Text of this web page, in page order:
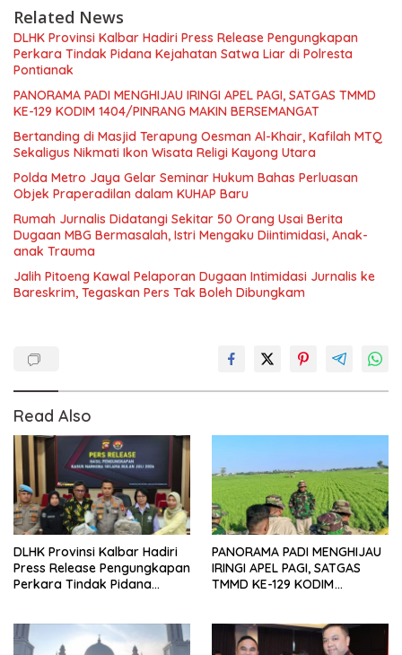
Related News
DLHK Provinsi Kalbar Hadiri Press Release Pengungkapan
Perkara Tindak Pidana Kejahatan Satwa Liar di Polresta
Pontianak
PANORAMA PADI MENGHIJAU IRINGI APEL PAGI, SATGAS TMMD
KE-129 KODIM 1404/PINRANG MAKIN BERSEMANGAT
Bertanding di Masjid Terapung Oesman Al-Khair, Kafilah MTQ
Sekaligus Nikmati Ikon Wisata Religi Kayong Utara
Polda Metro Jaya Gelar Seminar Hukum Bahas Perluasan
Objek Praperadilan dalam KUHAP Baru
Rumah Jurnalis Didatangi Sekitar 50 Orang Usai Berita
Dugaan MBG Bermasalah, Istri Mengaku Diintimidasi, Anak-
anak Trauma
Jalih Pitoeng Kawal Pelaporan Dugaan Intimidasi Jurnalis ke
Bareskrim, Tegaskan Pers Tak Boleh Dibungkam
Read Also
DLHK Provinsi Kalbar Hadiri
Press Release Pengungkapan
Perkara Tindak Pidana
PANORAMA PADI MENGHIJAU
IRINGI APEL PAGI, SATGAS
TMMD KE-129 KODIM